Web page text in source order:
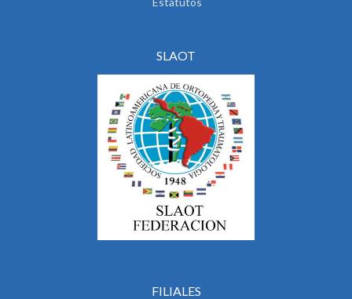
SLAOT
FILIALES